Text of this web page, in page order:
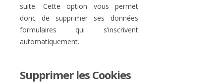
suite. Cette option vous permet
donc de supprimer ses données
formulaires qui s’inscrivent
automatiquement.
Supprimer les Cookies